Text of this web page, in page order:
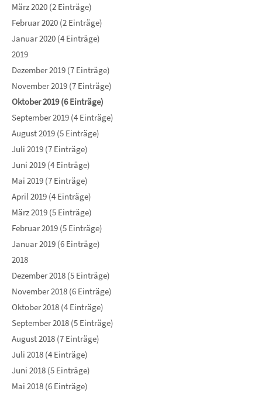
März 2020 (2 Einträge)
Februar 2020 (2 Einträge)
Januar 2020 (4 Einträge)
2019
Dezember 2019 (7 Einträge)
November 2019 (7 Einträge)
Oktober 2019 (6 Einträge)
September 2019 (4 Einträge)
August 2019 (5 Einträge)
Juli 2019 (7 Einträge)
Juni 2019 (4 Einträge)
Mai 2019 (7 Einträge)
April 2019 (4 Einträge)
März 2019 (5 Einträge)
Februar 2019 (5 Einträge)
Januar 2019 (6 Einträge)
2018
Dezember 2018 (5 Einträge)
November 2018 (6 Einträge)
Oktober 2018 (4 Einträge)
September 2018 (5 Einträge)
August 2018 (7 Einträge)
Juli 2018 (4 Einträge)
Juni 2018 (5 Einträge)
Mai 2018 (6 Einträge)